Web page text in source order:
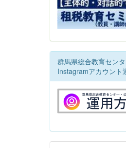
群馬県総合教育セン
Instagramアカウント